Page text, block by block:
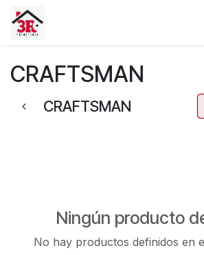
Ir al contenido
CRAFTSMAN
CRAFTSMAN
Ningún producto
No hay productos definidos en